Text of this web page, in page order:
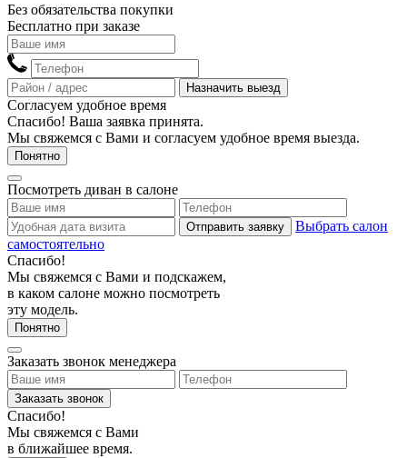
Без обязательства покупки
Бесплатно при заказе
Назначить выезд
Согласуем удобное время
Спасибо! Ваша заявка принята.
Мы свяжемся с Вами и согласуем удобное время выезда.
Понятно
Посмотреть диван в салоне
Отправить заявку
Выбрать салон
самостоятельно
Спасибо!
Мы свяжемся с Вами и подскажем,
в каком салоне можно посмотреть
эту модель.
Понятно
Заказать звонок менеджера
Заказать звонок
Спасибо!
Мы свяжемся с Вами
в ближайшее время.